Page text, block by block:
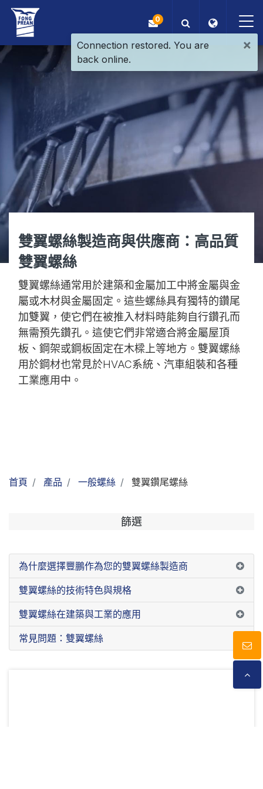
OEM/ODM
產品
應用
部落格
ESG
最新消息
型錄下載
聯絡我們
0
雙翼螺絲製造商與供應商：高品質
雙翼螺絲
雙翼螺絲通常用於建築和金屬加工中將金屬與金
屬或木材與金屬固定。這些螺絲具有獨特的鑽尾
加雙翼，使它們在被推入材料時能夠自行鑽孔而
無需預先鑽孔。這使它們非常適合將金屬屋頂
板、鋼架或鋼板固定在木樑上等地方。雙翼螺絲
用於鋼材也常見於HVAC系統、汽車組裝和各種
工業應用中。
首頁 產品 一般螺絲 雙翼鑽尾螺絲
篩選
為什麼選擇豐鵬作為您的雙翼螺絲製造商
雙翼螺絲的技術特色與規格
雙翼螺絲在建築與工業的應用
常見問題：雙翼螺絲
×
Connection restored. You are
back online.